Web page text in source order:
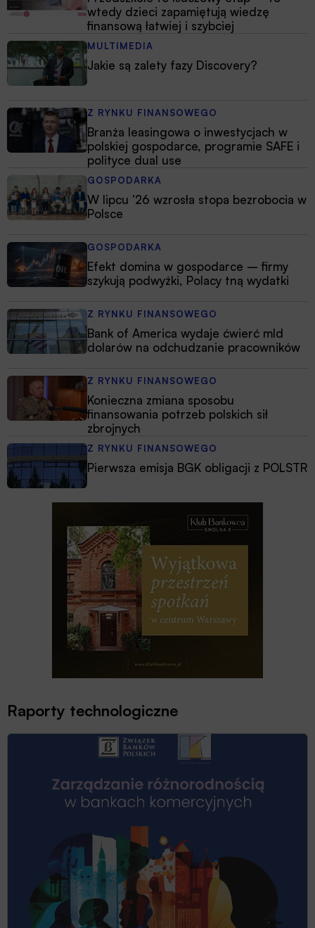
wtedy dzieci zapamiętują wiedzę
finansową łatwiej i szybciej
MULTIMEDIA
Jakie są zalety fazy Discovery?
Z RYNKU FINANSOWEGO
Branża leasingowa o inwestycjach w
polskiej gospodarce, programie SAFE i
polityce dual use
GOSPODARKA
W lipcu ’26 wzrosła stopa bezrobocia w
Polsce
GOSPODARKA
Efekt domina w gospodarce – firmy
szykują podwyżki, Polacy tną wydatki
Z RYNKU FINANSOWEGO
Bank of America wydaje ćwierć mld
dolarów na odchudzanie pracowników
Z RYNKU FINANSOWEGO
Konieczna zmiana sposobu
finansowania potrzeb polskich sił
zbrojnych
Z RYNKU FINANSOWEGO
Pierwsza emisja BGK obligacji z POLSTR
Raporty technologiczne